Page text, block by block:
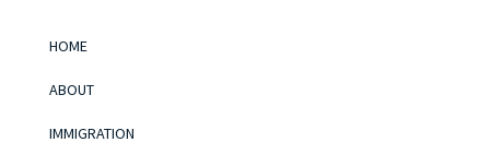
HOME
ABOUT
IMMIGRATION